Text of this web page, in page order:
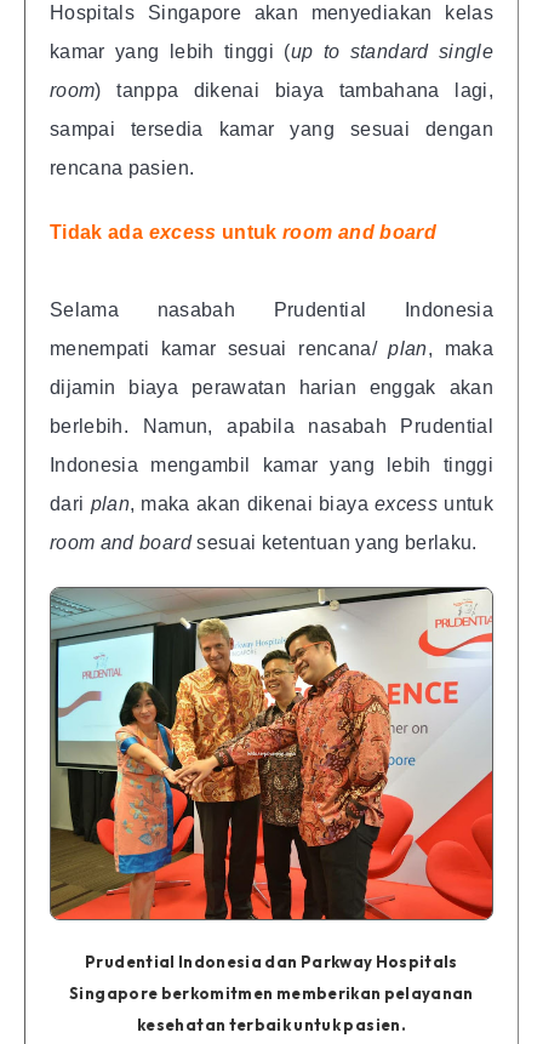
Hospitals Singapore akan menyediakan kelas
kamar yang lebih tinggi (up to standard single
room) tanppa dikenai biaya tambahana lagi,
sampai tersedia kamar yang sesuai dengan
rencana pasien.
Tidak ada excess untukroom and board
Selama nasabah Prudential Indonesia
menempati kamar sesuai rencana/plan, maka
dijamin biaya perawatan harian enggak akan
berlebih. Namun, apabila nasabah Prudential
Indonesia mengambil kamar yang lebih tinggi
dari plan, maka akan dikenai biayaexcess untuk
room and boardsesuai ketentuan yang berlaku.
Prudential Indonesia dan Parkway Hospitals
Singapore berkomitmen memberikan pelayanan
kesehatan terbaik untuk pasien.